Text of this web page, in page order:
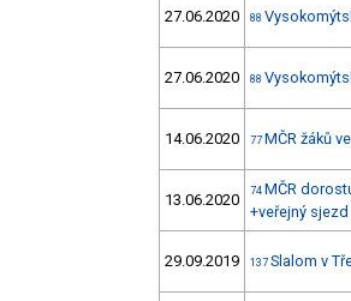
27.06.2020 88
27.06.2020 88
14.06.2020 77 MČR žáků
13.06.2020 74 MČR
+veřejný sjezd
29.09.2019 137 Slalom v